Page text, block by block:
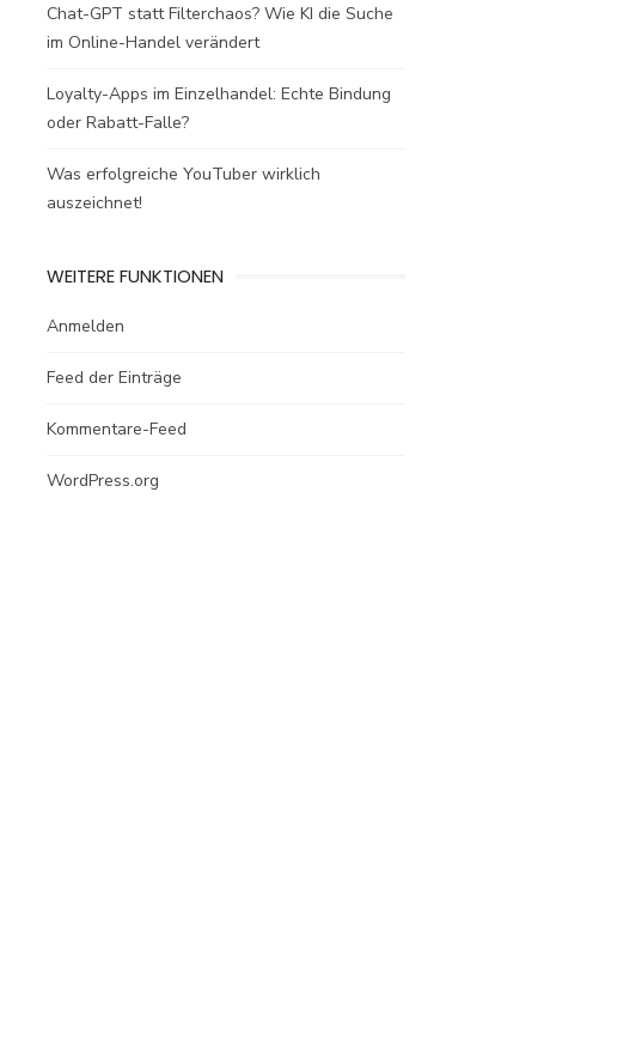
Chat-GPT statt Filterchaos? Wie KI die Suche
im Online-Handel verändert
Loyalty-Apps im Einzelhandel: Echte Bindung
oder Rabatt-Falle?
Was erfolgreiche YouTuber wirklich
auszeichnet!
WEITERE FUNKTIONEN
Anmelden
Feed der Einträge
Kommentare-Feed
WordPress.org